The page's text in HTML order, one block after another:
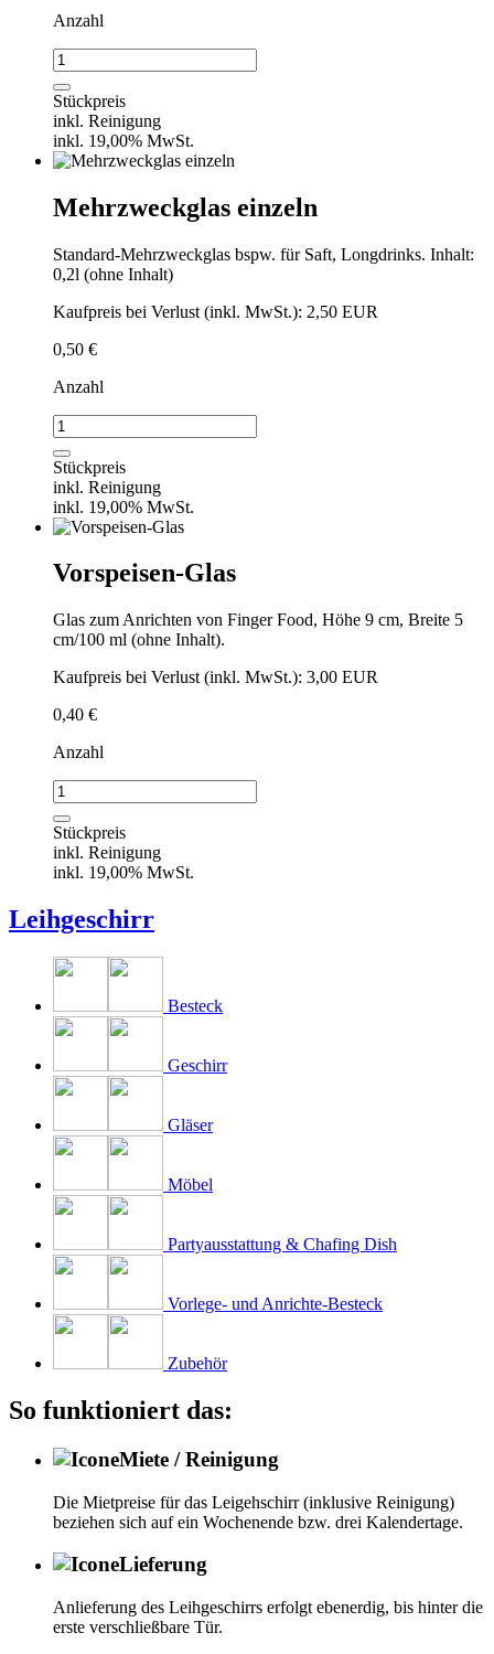
Anzahl
Mehrzweckglas
/
VPE
36
Stück
Menge
Stückpreis
inkl. Reinigung
inkl. 19,00% MwSt.
Mehrzweckglas einzeln
Standard-Mehrzweckglas bspw. für Saft, Longdrinks. Inhalt:
0,2l (ohne Inhalt)
Kaufpreis bei Verlust (inkl. MwSt.): 2,50 EUR
0,50 €
Anzahl
Mehrzweckglas
einzeln
Menge
Stückpreis
inkl. Reinigung
inkl. 19,00% MwSt.
Vorspeisen-Glas
Glas zum Anrichten von Finger Food, Höhe 9 cm, Breite 5
cm/100 ml (ohne Inhalt).
Kaufpreis bei Verlust (inkl. MwSt.): 3,00 EUR
0,40 €
Anzahl
Vorspeisen-
Glas
Menge
Stückpreis
inkl. Reinigung
inkl. 19,00% MwSt.
Leihgeschirr
Besteck
Geschirr
Gläser
Möbel
Partyausstattung & Chafing Dish
Vorlege- und Anrichte-Besteck
Zubehör
So funktioniert das:
Miete / Reinigung
Die Mietpreise für das Leigehschirr (inklusive Reinigung)
beziehen sich auf ein Wochenende bzw. drei Kalendertage.
Lieferung
Anlieferung des Leihgeschirrs erfolgt ebenerdig, bis hinter die
erste verschließbare Tür.